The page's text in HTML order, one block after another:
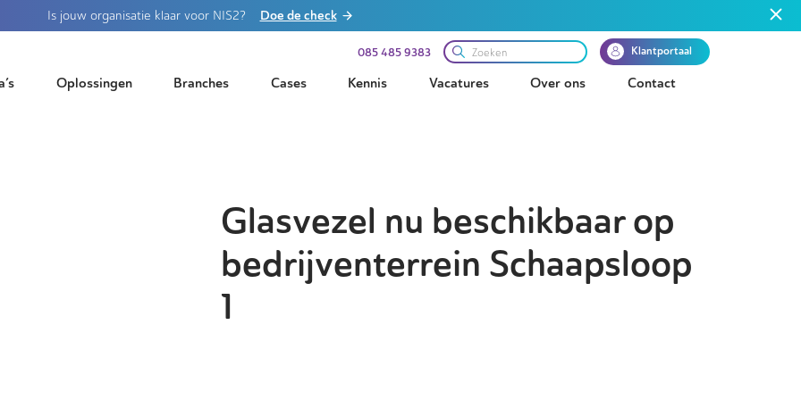
Is jouw organisatie klaar voor NIS2? Doe de check
085 485 9383 Klantportaal
Oplossingen Branches Cases Kennis Vacatures Over ons Contact
Glasvezel nu beschikbaar op
bedrijventerrein Schaapsloop
1